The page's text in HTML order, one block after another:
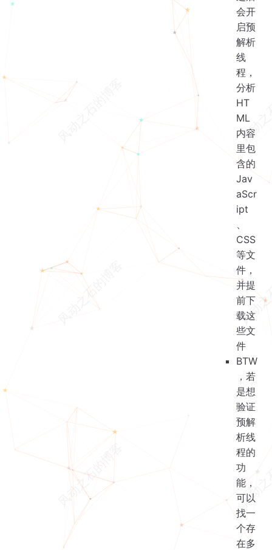
会开
启预
解析
线
程，
分析
HT
ML
内容
里包
含的
Jav
aScr
ipt
CSS
等文
件，
并提
前下
载这
些文
件
BTW
，若
是想
验证
预解
析线
程的
功
能，
可以
找一
个存
在多